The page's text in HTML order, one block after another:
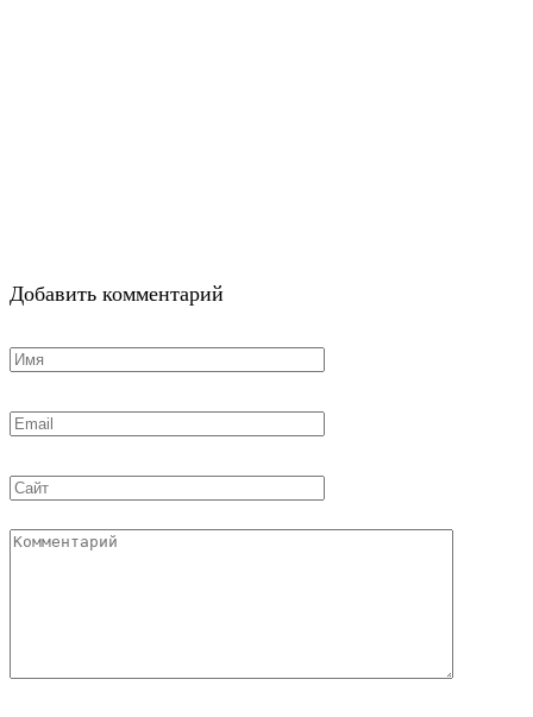
Добавить комментарий
Имя
Email
Сайт
Комментарий